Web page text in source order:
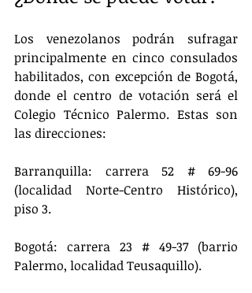
Los venezolanos podrán sufragar
principalmente en cinco consulados
habilitados, con excepción de Bogotá,
donde el centro de votación será el
Colegio Técnico Palermo. Estas son
las direcciones:
Barranquilla: carrera 52 # 69-96
(localidad Norte-Centro Histórico),
piso 3.
Bogotá: carrera 23 # 49-37 (barrio
Palermo, localidad Teusaquillo).